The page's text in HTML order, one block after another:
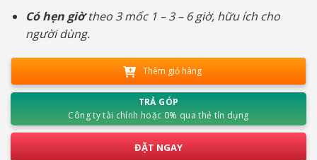
Có hẹn giờtheo 3 mốc 1 – 3 – 6 giờ, hữu ích cho
người dùng.
Thêm giỏ hàng
TRẢ GÓP
Công ty tài chính hoặc 0% qua thẻ tín dụng
ĐẶT NGAY